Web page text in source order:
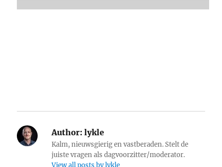
Author: lykle
Kalm, nieuwsgierig en vastberaden. Stelt de
juiste vragen als dagvoorzitter/moderator.
View all posts by lykle